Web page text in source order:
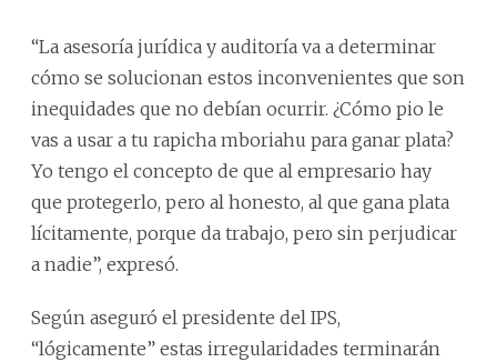
“La asesoría jurídica y auditoría va a determinar
cómo se solucionan estos inconvenientes que son
inequidades que no debían ocurrir. ¿Cómo pio le
vas a usar a tu rapicha mboriahu para ganar plata?
Yo tengo el concepto de que al empresario hay
que protegerlo, pero al honesto, al que gana plata
lícitamente, porque da trabajo, pero sin perjudicar
a nadie”, expresó.
Según aseguró el presidente del IPS,
“lógicamente” estas irregularidades terminarán